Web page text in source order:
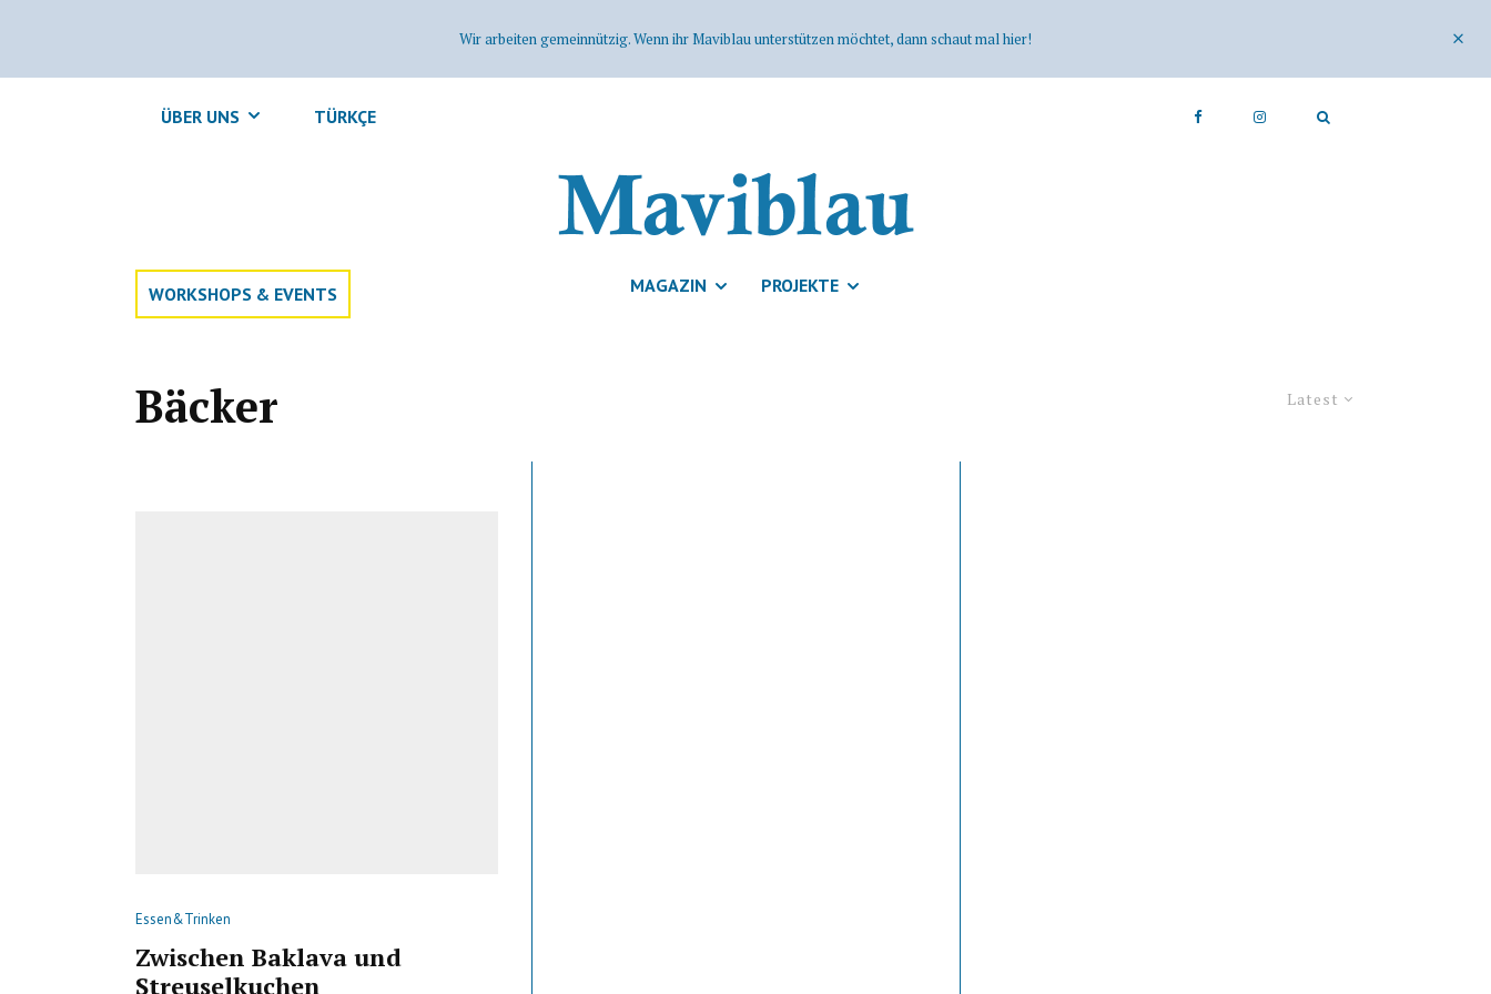
Wir arbeiten gemeinnützig. Wenn ihr Maviblau unterstützen möchtet, dann schaut mal hier!
ÜBER UNS TÜRKÇE
WORKSHOPS & EVENTS MAGAZIN PROJEKTE
Latest
Bäcker
Essen&Trinken
Zwischen Baklava und
Streuselkuchen